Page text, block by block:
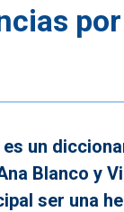
es un
Blanco y
ser una